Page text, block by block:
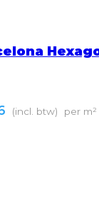
(incl. btw) per m²